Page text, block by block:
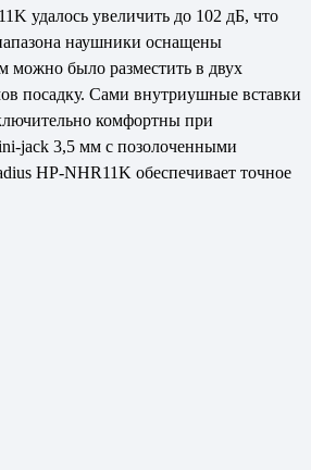
удалось увеличить до 102 дБ, что
наушники оснащены
можно было разместить в двух
посадку. Сами внутриушные вставки
комфортны при
jack 3,5 мм с позолоченными
HP-NHR11K обеспечивает точное